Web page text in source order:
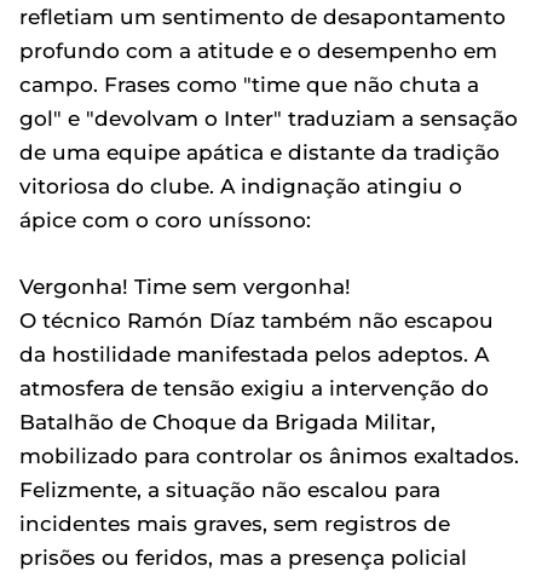
refletiam um sentimento de desapontamento
profundo com a atitude e o desempenho em
campo. Frases como "time que não chuta a
gol" e "devolvam o Inter" traduziam a sensação
de uma equipe apática e distante da tradição
vitoriosa do clube. A indignação atingiu o
ápice com o coro uníssono:
Vergonha! Time sem vergonha!
O técnico Ramón Díaz também não escapou
da hostilidade manifestada pelos adeptos. A
atmosfera de tensão exigiu a intervenção do
Batalhão de Choque da Brigada Militar,
mobilizado para controlar os ânimos exaltados.
Felizmente, a situação não escalou para
incidentes mais graves, sem registros de
prisões ou feridos, mas a presença policial